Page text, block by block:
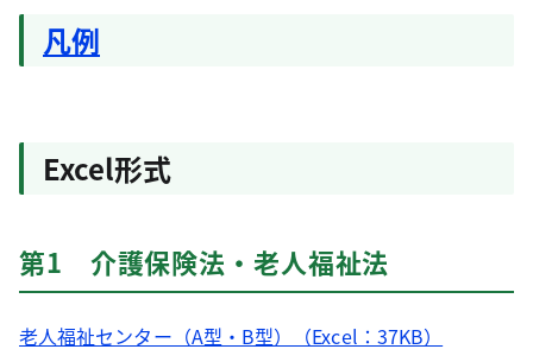
凡例
Excel形式
第1 介護保険法・老人福祉法
老人福祉センター（A型・B型）（Excel：37KB）